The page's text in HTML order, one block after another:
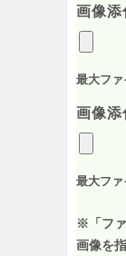
画像添
最大フ
画像添
最大フ
※「ファ
画像を